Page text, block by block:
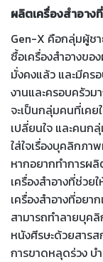
ผลิตเครื่องสำอาง
Gen-X คือกลุ่มผู้ช
ซื้อเครื่องสำอางข
มั่งคงแล้ว และมีคร
งานและครอบครัวม
จะเป็นกลุ่มคนที่เค
เปลี่ยนใจ และคนกลุ่
ใส่ใจเรื่องบุคลิกภ
หากอยากทำการผ
เครื่องสำอางที่ช่วย
เครื่องสำอางที่อยา
สามารถทำลายบุ
หนังศีรษะด้วยสาร
การขาดหลุดร่วง บ